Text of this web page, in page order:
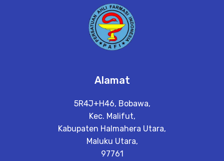
Alamat
5R4J+H46, Bobawa,
Kec. Malifut,
Kabupaten Halmahera Utara,
Maluku Utara,
97761